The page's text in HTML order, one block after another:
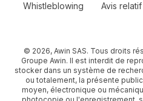
Whistleblowing Avis
© 2026, Awin SAS. Tous droits
Groupe Awin. Il est interdit de
stocker dans un système de
ou totalement, la présente
moyen, électronique ou